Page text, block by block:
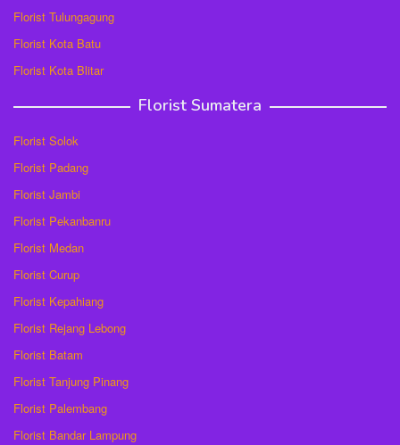
Florist Tulungagung
Florist Kota Batu
Florist Kota Blitar
Florist Sumatera
Florist Solok
Florist Padang
Florist Jambi
Florist Pekanbanru
Florist Medan
Florist Curup
Florist Kepahiang
Florist Rejang Lebong
Florist Batam
Florist Tanjung Pinang
Florist Palembang
Florist Bandar Lampung